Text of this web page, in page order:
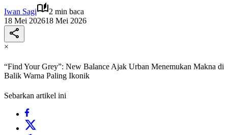
Iwan Sagi
2 min baca
18 Mei 202618 Mei 2026
×
“Find Your Grey”: New Balance Ajak Urban Menemukan Makna di
Balik Warna Paling Ikonik
Sebarkan artikel ini